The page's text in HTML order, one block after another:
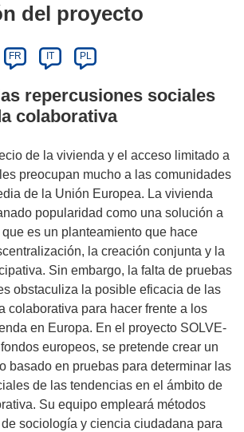
del proyecto
FR IT PL
repercusiones sociales
colaborativa
de la vivienda y el acceso limitado a
preocupan mucho a las comunidades
de la Unión Europea. La vivienda
popularidad como una solución a
es un planteamiento que hace
la creación conjunta y la
Sin embargo, la falta de pruebas
obstaculiza la posible eficacia de las
colaborativa para hacer frente a los
en Europa. En el proyecto SOLVE-
europeos, se pretende crear un
basado en pruebas para determinar las
de las tendencias en el ámbito de
Su equipo empleará métodos
sociología y ciencia ciudadana para